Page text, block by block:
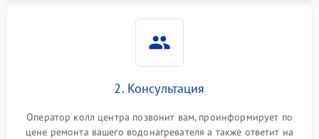
2. Консультация
Оператор колл центра позвонит вам, проинформирует по
цене ремонта вашего водонагревателя а также ответит на